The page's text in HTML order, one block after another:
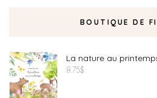
BOUTIQUE DE
La nature au
8.75$